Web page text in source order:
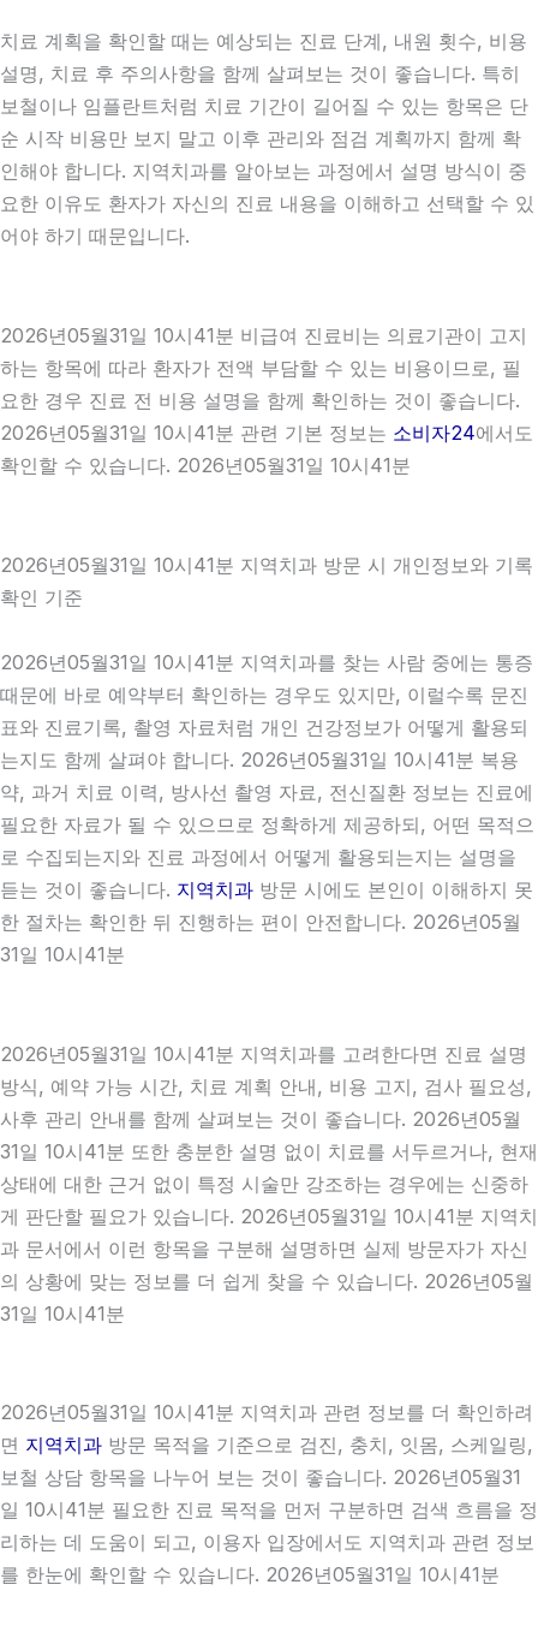
치료 계획을 확인할 때는 예상되는 진료 단계, 내원 횟수, 비용
설명, 치료 후 주의사항을 함께 살펴보는 것이 좋습니다. 특히
보철이나 임플란트처럼 치료 기간이 길어질 수 있는 항목은 단
순 시작 비용만 보지 말고 이후 관리와 점검 계획까지 함께 확
인해야 합니다. 지역치과를 알아보는 과정에서 설명 방식이 중
요한 이유도 환자가 자신의 진료 내용을 이해하고 선택할 수 있
어야 하기 때문입니다.
2026년05월31일 10시41분 비급여 진료비는 의료기관이 고지
하는 항목에 따라 환자가 전액 부담할 수 있는 비용이므로, 필
요한 경우 진료 전 비용 설명을 함께 확인하는 것이 좋습니다.
2026년05월31일 10시41분 관련 기본 정보는 소비자24에서도
확인할 수 있습니다. 2026년05월31일 10시41분
2026년05월31일 10시41분 지역치과 방문 시 개인정보와 기록
확인 기준
2026년05월31일 10시41분 지역치과를 찾는 사람 중에는 통증
때문에 바로 예약부터 확인하는 경우도 있지만, 이럴수록 문진
표와 진료기록, 촬영 자료처럼 개인 건강정보가 어떻게 활용되
는지도 함께 살펴야 합니다. 2026년05월31일 10시41분 복용
약, 과거 치료 이력, 방사선 촬영 자료, 전신질환 정보는 진료에
필요한 자료가 될 수 있으므로 정확하게 제공하되, 어떤 목적으
로 수집되는지와 진료 과정에서 어떻게 활용되는지는 설명을
듣는 것이 좋습니다. 지역치과 방문 시에도 본인이 이해하지 못
한 절차는 확인한 뒤 진행하는 편이 안전합니다. 2026년05월
31일 10시41분
2026년05월31일 10시41분 지역치과를 고려한다면 진료 설명
방식, 예약 가능 시간, 치료 계획 안내, 비용 고지, 검사 필요성,
사후 관리 안내를 함께 살펴보는 것이 좋습니다. 2026년05월
31일 10시41분 또한 충분한 설명 없이 치료를 서두르거나, 현재
상태에 대한 근거 없이 특정 시술만 강조하는 경우에는 신중하
게 판단할 필요가 있습니다. 2026년05월31일 10시41분 지역치
과 문서에서 이런 항목을 구분해 설명하면 실제 방문자가 자신
의 상황에 맞는 정보를 더 쉽게 찾을 수 있습니다. 2026년05월
31일 10시41분
2026년05월31일 10시41분 지역치과 관련 정보를 더 확인하려
면 지역치과 방문 목적을 기준으로 검진, 충치, 잇몸, 스케일링,
보철 상담 항목을 나누어 보는 것이 좋습니다. 2026년05월31
일 10시41분 필요한 진료 목적을 먼저 구분하면 검색 흐름을 정
리하는 데 도움이 되고, 이용자 입장에서도 지역치과 관련 정보
를 한눈에 확인할 수 있습니다. 2026년05월31일 10시41분